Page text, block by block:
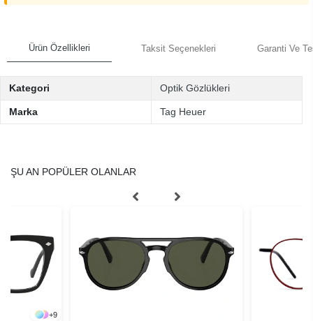
Ürün Özellikleri Taksit Seçenekleri Garanti Ve
Kategori Optik Gözlükleri
Marka Tag Heuer
ŞU AN POPÜLER OLANLAR
+9